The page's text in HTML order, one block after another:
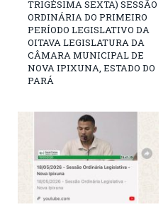
TRIGÉSIMA SEXTA) SESSÃO
ORDINÁRIA DO PRIMEIRO
PERÍODO LEGISLATIVO DA
OITAVA LEGISLATURA DA
CÂMARA MUNICIPAL DE
NOVA IPIXUNA, ESTADO DO
PARÁ